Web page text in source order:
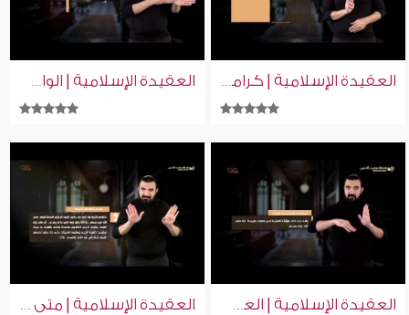
العقيدة الإسلامية | كرامات الأولياء | إسلام ويب | للصم بلغة الإشارة العقيدة الإسلامية | الواجب لولاة الأمر | إسلام ويب | للصم بلغة الإشارة
العقيدة الإسلامية | العشرة المبشرون بالجنة | إسلام ويب | للصم بلغة الإشارة العقيدة الإسلامية | متى تنقطع التوبة | إسلام ويب | للصم بلغة الإشارة